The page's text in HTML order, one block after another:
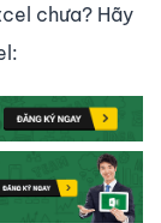
chưa? Hãy